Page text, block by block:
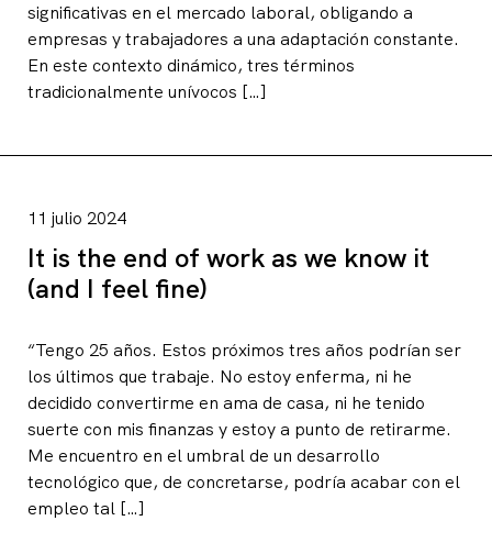
significativas en el mercado laboral, obligando a
empresas y trabajadores a una adaptación constante.
En este contexto dinámico, tres términos
tradicionalmente unívocos […]
11 julio 2024
It is the end of work as we know it
(and I feel fine)
“Tengo 25 años. Estos próximos tres años podrían ser
los últimos que trabaje. No estoy enferma, ni he
decidido convertirme en ama de casa, ni he tenido
suerte con mis finanzas y estoy a punto de retirarme.
Me encuentro en el umbral de un desarrollo
tecnológico que, de concretarse, podría acabar con el
empleo tal […]